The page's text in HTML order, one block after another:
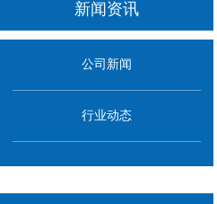
新闻资讯
公司新闻
行业动态